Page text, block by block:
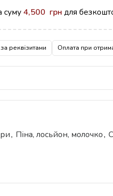
суму 4,500 грн для
реквізитами Оплата при
, Піна, лосьйон, молочко,